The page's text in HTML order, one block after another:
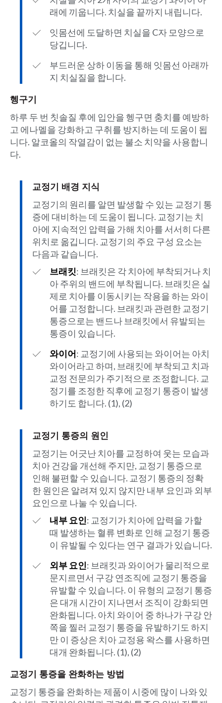
래에 끼웁니다. 치실을 끝까지 내립니다.
잇몸선에 도달하면 치실을 C자 모양으로
당깁니다.
부드러운 상하 이동을 통해 잇몸선 아래까
지 치실질을 합니다.
헹구기
하루 두 번 칫솔질 후에 입안을 헹구면 충치를 예방하
고 에나멜을 강화하고 구취를 방지하는 데 도움이 됩
니다. 알코올의 작열감이 없는 불소 치약을 사용합니
다.
교정기 배경 지식
교정기의 원리를 알면 발생할 수 있는 교정기 통
증에 대비하는 데 도움이 됩니다. 교정기는 치
아에 지속적인 압력을 가해 치아를 서서히 다른
위치로 옮깁니다. 교정기의 주요 구성 요소는
다음과 같습니다.
브래킷: 브래킷은 각 치아에 부착되거나 치
아 주위의 밴드에 부착됩니다. 브래킷은 실
제로 치아를 이동시키는 작용을 하는 와이
어를 고정합니다. 브래킷과 관련한 교정기
통증으로는 밴드나 브래킷에서 유발되는
통증이 있습니다.
와이어: 교정기에 사용되는 와이어는 아치
와이어라고 하며, 브래킷에 부착되고 치과
교정 전문의가 주기적으로 조정합니다. 교
정기를 조정한 직후에 교정기 통증이 발생
하기도 합니다. (1), (2)
교정기 통증의 원인
교정기는 어긋난 치아를 교정하여 웃는 모습과
치아 건강을 개선해 주지만, 교정기 통증으로
인해 불편할 수 있습니다. 교정기 통증의 정확
한 원인은 알려져 있지 않지만 내부 요인과 외부
요인으로 나눌 수 있습니다.
내부 요인: 교정기가 치아에 압력을 가할
때 발생하는 혈류 변화로 인해 교정기 통증
이 유발될 수 있다는 연구 결과가 있습니다.
외부 요인: 브래킷과 와이어가 물리적으로
문지르면서 구강 연조직에 교정기 통증을
유발할 수 있습니다. 이 유형의 교정기 통증
은 대개 시간이 지나면서 조직이 강화되면
완화됩니다. 아치 와이어 중 하나가 구강 안
쪽을 찔러 교정기 통증을 유발하기도 하지
만 이 증상은 치아 교정용 왁스를 사용하면
대개 완화됩니다. (1), (2)
교정기 통증을 완화하는 방법
교정기 통증을 완화하는 제품이 시중에 많이 나와 있